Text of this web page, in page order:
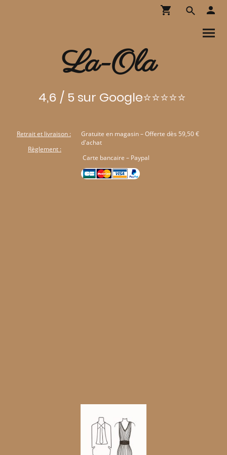
La-Ola
4,6 / 5 sur Google⭐⭐⭐⭐⭐
Retrait et livraison :
Règlement :
Gratuite en magasin – Offerte dès 59,50 €
d'achat
Carte bancaire – Paypal